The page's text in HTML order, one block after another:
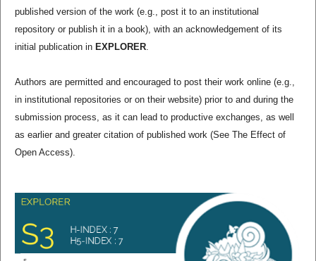
published version of the work (e.g., post it to an institutional
repository or publish it in a book), with an acknowledgement of its
initial publication in EXPLORER
Authors are permitted and encouraged to post their work online (e.g.,
in institutional repositories or on their website) prior to and during the
submission process, as it can lead to productive exchanges, as well
as earlier and greater citation of published work (See The Effect of
Open Access).